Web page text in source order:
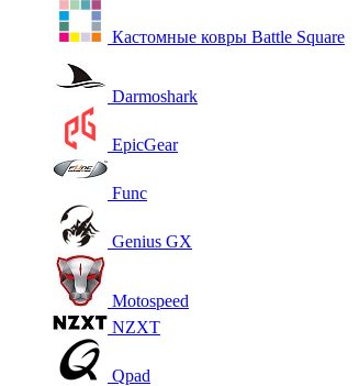
Кастомные ковры Battle Square
Darmoshark
EpicGear
Func
Genius GX
Motospeed
NZXT
Qpad